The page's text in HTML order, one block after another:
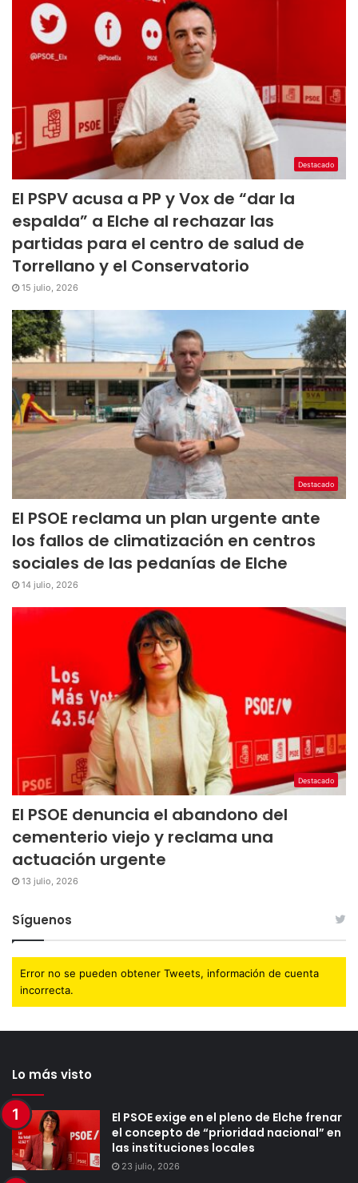
Destacado
El PSPV acusa a PP y Vox de “dar la
espalda” a Elche al rechazar las
partidas para el centro de salud de
Torrellano y el Conservatorio
15 julio, 2026
Destacado
El PSOE reclama un plan urgente ante
los fallos de climatización en centros
sociales de las pedanías de Elche
14 julio, 2026
Destacado
El PSOE denuncia el abandono del
cementerio viejo y reclama una
actuación urgente
13 julio, 2026
Síguenos
Error no se pueden obtener Tweets, información de cuenta
incorrecta.
Lo más visto
El PSOE exige en el pleno de Elche frenar
el concepto de “prioridad nacional” en
las instituciones locales
23 julio, 2026